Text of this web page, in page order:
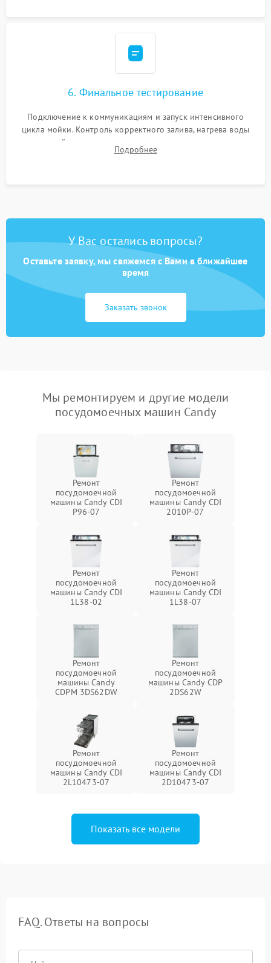
6. Финальное тестирование
Подключение к коммуникациям и запуск интенсивного
цикла мойки. Контроль корректного залива, нагрева воды
до нужной температуры, отсутствия посторонних шумов,
штатного слива и абсолютной сухости в поддоне.
Подробнее
У Вас остались вопросы?
Оставьте заявку, мы свяжемся с Вами в ближайшее
время
Заказать звонок
Мы ремонтируем и другие модели
посудомоечных машин Candy
Ремонт
посудомоечной
машины Candy CDI
P96-07
Ремонт
посудомоечной
машины Candy CDI
2010P-07
Ремонт
посудомоечной
машины Candy CDI
1L38-02
Ремонт
посудомоечной
машины Candy CDI
1L38-07
Ремонт
посудомоечной
машины Candy
CDPM 3DS62DW
Ремонт
посудомоечной
машины Candy CDP
2DS62W
Ремонт
посудомоечной
машины Candy CDI
2L10473-07
Ремонт
посудомоечной
машины Candy CDI
2D10473-07
Показать все модели
FAQ. Ответы на вопросы